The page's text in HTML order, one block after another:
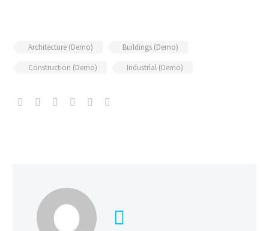
Architecture (Demo)
Buildings (Demo)
Construction (Demo)
Industrial (Demo)